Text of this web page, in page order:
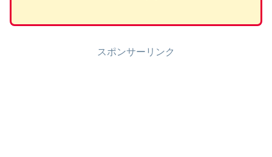
スポンサーリンク